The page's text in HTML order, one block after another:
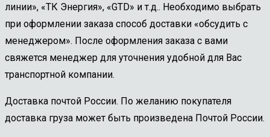
линии», «ТК Энергия», «GTD» и т.д.. Необходимо выбрать
при оформлении заказа способ доставки «обсудить с
менеджером». После оформления заказа с вами
свяжется менеджер для уточнения удобной для Вас
транспортной компании.
Доставка почтой России. По желанию покупателя
доставка груза может быть произведена Почтой России.